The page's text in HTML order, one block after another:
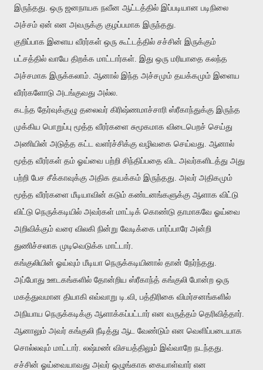
இருந்தது. ஒரு ஜனநாயக நவீன ஆட்டத்தில் இப்படியான படிநிலை
அச்சம் ஏன் என அவருக்கு குழப்பமாக இருந்தது.
குறிப்பாக இளைய வீரர்கள் ஒரு கூட்டத்தில் சச்சின் இருக்கும்
பட்சத்தில் வாயே திறக்க மாட்டார்கள். இது ஒரு மரியாதை கலந்த
அச்சமாக இருக்கலாம். ஆனால் இந்த அச்சமும் தயக்கமும் இளைய
வீரர்களோடு அடங்குவது அல்ல.
கடந்த தேர்வுக்குழு தலைவர் கிரிஷ்ணமாச்சாரி ஸ்ரீகாந்துக்கு இருந்த
முக்கிய பொறுப்பு மூத்த வீரர்களை சுமூகமாக விடைபெறச் செய்து
அணியின் அடுத்த கட்ட வளர்ச்சிக்கு வழிவகை செய்வது. ஆனால்
மூத்த வீரர்கள் தம் ஓய்வை பற்றி சிந்திப்பதை விட அவர்களிடத்து அது
பற்றி பேச சீக்காவுக்கு அதிக தயக்கம் இருந்தது. அவர் அதிகமும்
மூத்த வீரர்களை மீடியாவின் கடும் கண்டனங்களுக்கு ஆளாக விட்டு
விட்டு நெருக்கடியில் அவர்கள் மாட்டிக் கொண்டு தாமாகவே ஓய்வை
அறிவிக்கும் வரை விலகி நின்று வேடிக்கை பார்ப்பாரே அன்றி
துணிச்சலாக முடிவெடுக்க மாட்டார்.
கங்குலியின் ஓய்வும் மீடியா நெருக்கடியினால் தான் நேர்ந்தது.
அப்போது ஊடகங்களில் தோன்றிய ஸ்ரீகாந்த் கங்குலி போன்ற ஒரு
மகத்துவமான தியாகி எவ்வாறு டி.வி, பத்திரிகை விமர்சனங்களில்
அநியாய நெருக்கடிக்கு ஆளாக்கப்பட்டார் என வருத்தம் தெரிவித்தார்.
ஆனாலும் அவர் கங்குலி நீடித்து ஆட வேண்டும் என வெளிப்படையாக
சொல்லவும் மாட்டார். லஷ்மண் விசயத்திலும் இவ்வாறே நடந்தது.
சச்சின் ஓய்வையாவது அவர் ஒழுங்காக கையாள்வார் என